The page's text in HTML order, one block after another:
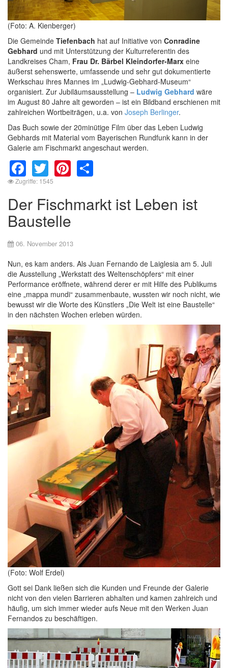
(Foto: A. Kienberger)
Die Gemeinde Tiefenbach hat auf Initiative von Conradine
Gebhard und mit Unterstützung der Kulturreferentin des
Landkreises Cham, Frau Dr. Bärbel Kleindorfer-Marx eine
äußerst sehenswerte, umfassende und sehr gut dokumentierte
Werkschau ihres Mannes im „Ludwig-Gebhard-Museum“
organisiert. Zur Jubiläumsausstellung – Ludwig Gebhard wäre
im August 80 Jahre alt geworden – ist ein Bildband erschienen mit
zahlreichen Wortbeiträgen, u.a. von Joseph Berlinger.
Das Buch sowie der 20minütige Film über das Leben Ludwig
Gebhards mit Material vom Bayerischen Rundfunk kann in der
Galerie am Fischmarkt angeschaut werden.
Facebook
TwitterPinterest
Zugriffe: 1545
Der Fischmarkt ist Leben ist
Baustelle
06. November 2013
Nun, es kam anders. Als Juan Fernando de Laiglesia am 5. Juli
die Ausstellung „Werkstatt des Weltenschöpfers“ mit einer
Performance eröffnete, während derer er mit Hilfe des Publikums
eine „mappa mundi“ zusammenbaute, wussten wir noch nicht, wie
bewusst wir die Worte des Künstlers „Die Welt ist eine Baustelle“
in den nächsten Wochen erleben würden.
(Foto: Wolf Erdel)
Gott sei Dank ließen sich die Kunden und Freunde der Galerie
nicht von den vielen Barrieren abhalten und kamen zahlreich und
häufig, um sich immer wieder aufs Neue mit den Werken Juan
Fernandos zu beschäftigen.